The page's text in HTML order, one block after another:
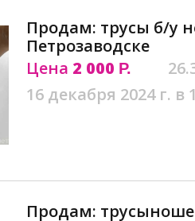
Продам: трусы б/у
Петрозаводске
Цена 2 000 Р.
16 декабря 2024 г. в
Продам: